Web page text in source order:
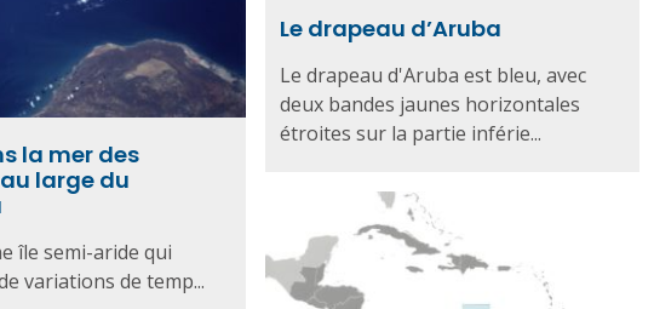
la mer des
large du
île semi-aride qui
variations de temp...
Le drapeau d’Aruba
Le drapeau d'Aruba est bleu, avec
deux bandes jaunes horizontales
étroites sur la partie inférie...